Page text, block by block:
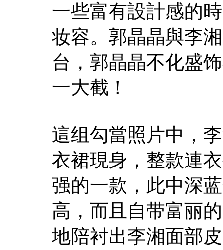
一些富有設計感的
妆容。郭晶晶與李
台，郭晶晶不化盛
一大截！
這组勾當照片中，
衣裙現身，整款連
强的一款，此中深
高，而且自带富丽
地陪衬出李湘面部